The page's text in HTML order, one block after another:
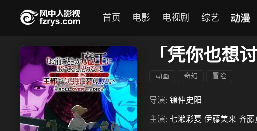
首页 电影 电视剧 综艺 动漫
动画 奇幻 冒险
导演: 镰仲史阳
主演: 七濑彩夏 伊藤美来 齐藤